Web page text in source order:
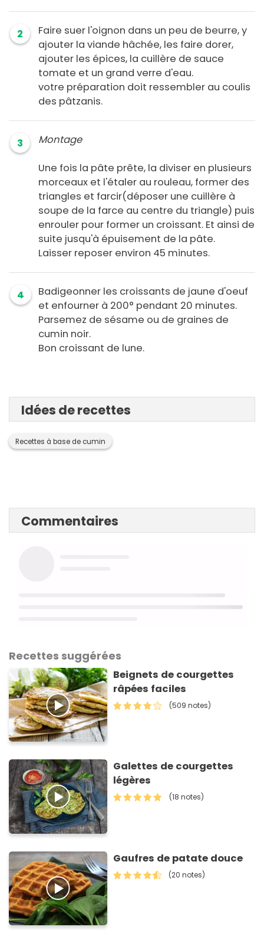
2
Faire suer l'oignon dans un peu de beurre, y
ajouter la viande hâchée, les faire dorer,
ajouter les épices, la cuillère de sauce
tomate et un grand verre d'eau.
votre préparation doit ressembler au coulis
des pâtzanis.
3 Montage
Une fois la pâte prête, la diviser en plusieurs
morceaux et l'étaler au rouleau, former des
triangles et farcir(déposer une cuillère à
soupe de la farce au centre du triangle) puis
enrouler pour former un croissant. Et ainsi de
suite jusqu'à épuisement de la pâte.
Laisser reposer environ 45 minutes.
4
Badigeonner les croissants de jaune d'oeuf
et enfourner à 200° pendant 20 minutes.
Parsemez de sésame ou de graines de
cumin noir.
Bon croissant de lune.
Idées de recettes
Recettes à base de cumin
Commentaires
Recettes suggérées
Beignets de courgettes
râpées faciles
(509 notes)
Galettes de courgettes
légères
(18 notes)
Gaufres de patate douce
(20 notes)